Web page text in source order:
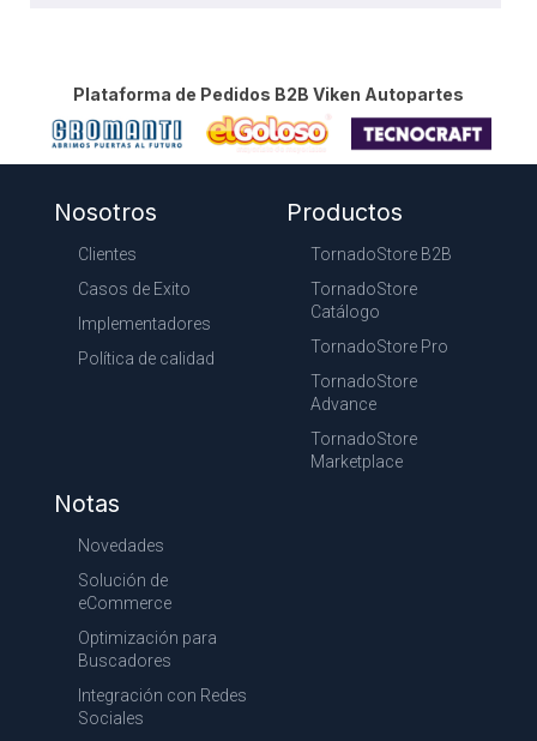
Plataforma de Pedidos B2B Viken Autopartes
Nosotros
Clientes
Casos de Exito
Implementadores
Política de calidad
Productos
TornadoStore B2B
TornadoStore
Catálogo
TornadoStore Pro
TornadoStore
Advance
TornadoStore
Marketplace
Notas
Novedades
Solución de
eCommerce
Optimización para
Buscadores
Integración con Redes
Sociales